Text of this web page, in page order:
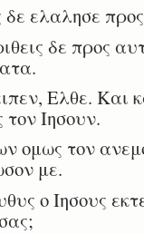
ελαλησε
δε προς
Ελθε. Και
Ιησουν.
ομως τον
με.
ο Ιησους